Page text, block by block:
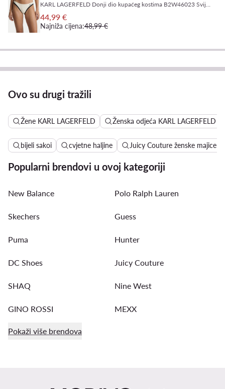
KARL LAGERFELD Donji dio kupaćeg kostima B2W46023 Svijetlo bež
44,99 €
Najniža cijena:48,99 €
Ovo su drugi tražili
Žene KARL LAGERFELD Ženska odjeća KARL LAGERFELD
bijeli sakoi cvjetne haljine Juicy Couture ženske majice
Popularni brendovi u ovoj kategoriji
New Balance Polo Ralph Lauren
Skechers Guess
Puma Hunter
DC Shoes Juicy Couture
SHAQ Nine West
GINO ROSSI MEXX
Pokaži više brendova